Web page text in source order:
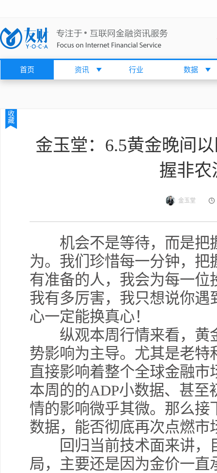
首页 资讯 行业 数据
收
藏
金玉堂：6.5黄金晚间
握非农
金玉堂
机会不是等待，而是把
为。我们珍惜每一分钟，
有准备的人，我会为每一
我有多厉害，我只想说你
心一定能换真心！
纵观本周行情来看，黄
势影响为主导。尤其是老
直接影响着整个全球金融
本周的的ADP小数据、甚
情的影响微乎其微。那么
数据，能否彻底再次点燃市
回归当前技术面来讲，
局，主要还是因为金价一